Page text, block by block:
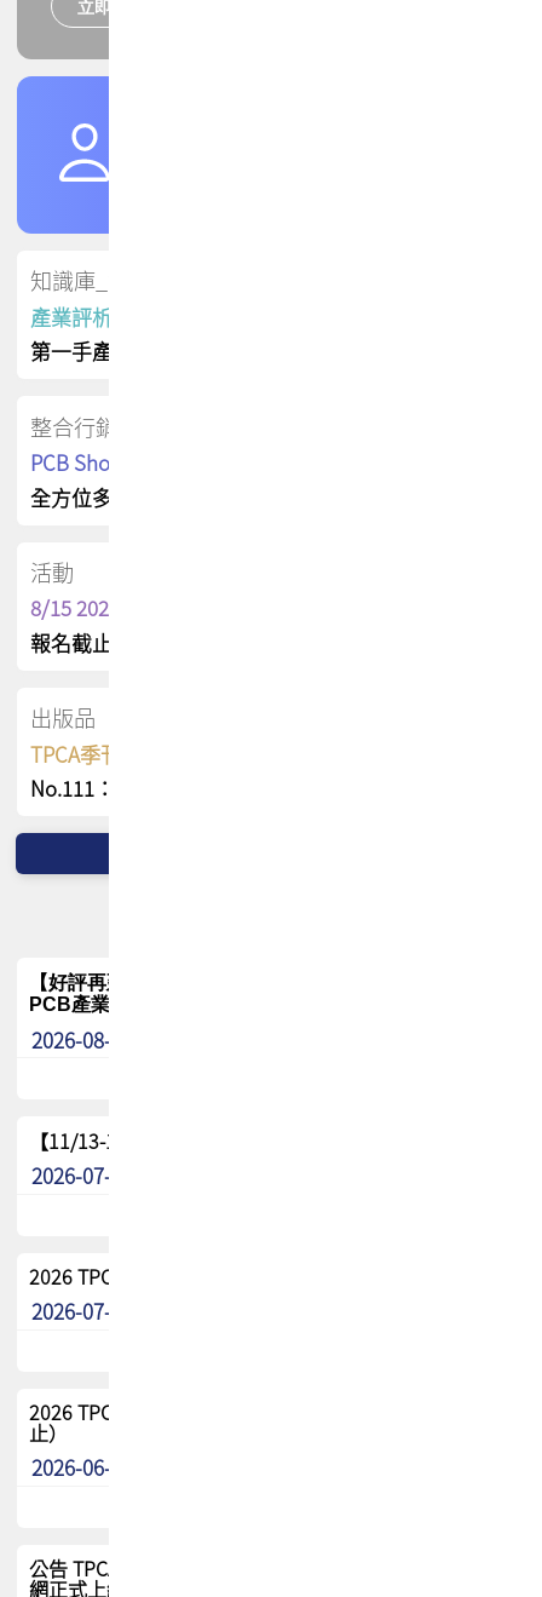
立即報名
知識庫_會員專屬
產業評析報告
第一手產業資訊
整合行銷
PCB Shop 採購指南
全方位多元曝光方案
活動
8/15 2026 TPCA健康盃保齡球聯誼賽
報名截止日 : 8/3 活動日期 : 8/15
出版品
TPCA季刊 FREE 線上版
No.111：PCB全球風險布局與韌性
【好評再延長】PCB GPT 全面開放體驗延長到8月!!
PCB產業專屬 AI 知識平台
2026-08-04
【11/13-15】2026 TPCA 百岳登頂_南橫三星
2026-07-22
2026 TPCA中南區會員問卷暨7/31交流餐敘報名
2026-07-08
2026 TPCA健康盃保齡球聯誼賽 熱烈報名中（8/3報名截
止）
2026-06-29
公告 TPCA 台灣電路板協會官網將迎來新面貌，7/1 新官
網正式上線！